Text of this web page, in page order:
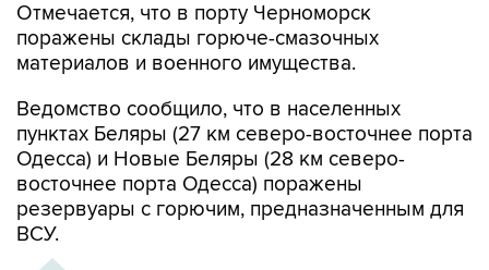
Отмечается, что в порту Черноморск
поражены склады горюче-смазочных
материалов и военного имущества.
Ведомство сообщило, что в населенных
пунктах Беляры (27 км северо-восточнее порта
Одесса) и Новые Беляры (28 км северо-
восточнее порта Одесса) поражены
резервуары с горючим, предназначенным для
ВСУ.